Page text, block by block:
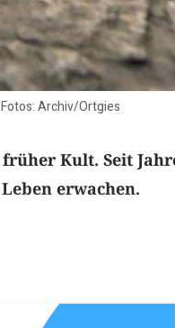
Archiv/Ortgies
Kult. Seit
erwachen.